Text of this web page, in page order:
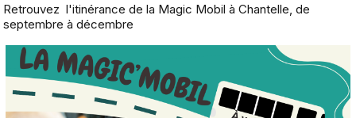
Retrouvez l'itinérance de la Magic Mobil à Chantelle, de
septembre à décembre